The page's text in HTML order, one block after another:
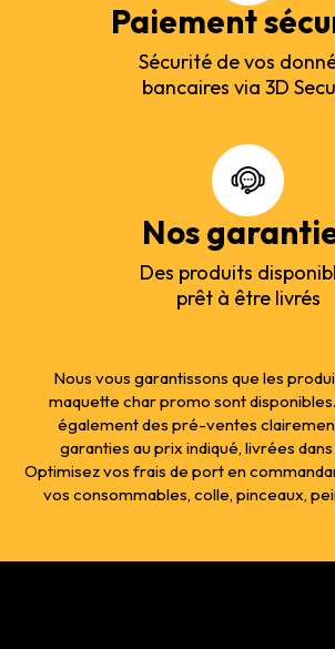
Paiement
Sécurité de vos
bancaires via 3D
Nos
Des produits
prêt à être livrés
Nous vous garantissons que les
maquette char promo sont
également des pré-ventes
garanties au prix indiqué, livrées
Optimisez vos frais de port en
vos consommables, colle, pinceaux,